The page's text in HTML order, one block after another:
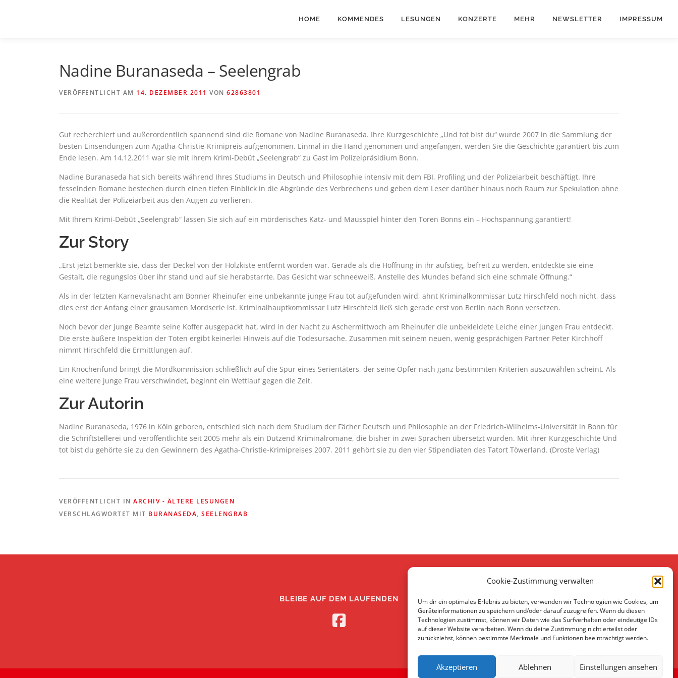
Cookie-Zustimmung verwalten
Um dir ein optimales Erlebnis zu bieten, verwenden wir Technologien wie Cookies, um
Geräteinformationen zu speichern und/oder darauf zuzugreifen. Wenn du diesen
Technologien zustimmst, können wir Daten wie das Surfverhalten oder eindeutige IDs
auf dieser Website verarbeiten. Wenn du deine Zustimmung nicht erteilst oder
zurückziehst, können bestimmte Merkmale und Funktionen beeinträchtigt werden.
Akzeptieren Ablehnen Einstellungen ansehen
HOME KOMMENDES LESUNGEN KONZERTE MEHR NEWSLETTER IMPRESSUM
Nadine Buranaseda – Seelengrab
VERÖFFENTLICHT AM 14. DEZEMBER 2011 VON 62863801
Gut recherchiert und außerordentlich spannend sind die Romane von Nadine Buranaseda. Ihre Kurzgeschichte „Und tot bist du“ wurde 2007 in die Sammlung der
besten Einsendungen zum Agatha-Christie-Krimipreis aufgenommen. Einmal in die Hand genommen und angefangen, werden Sie die Geschichte garantiert bis zum
Ende lesen. Am 14.12.2011 war sie mit ihrem Krimi-Debüt „Seelengrab“ zu Gast im Polizeipräsidium Bonn.
Nadine Buranaseda hat sich bereits während Ihres Studiums in Deutsch und Philosophie intensiv mit dem FBI, Profiling und der Polizeiarbeit beschäftigt. Ihre
fesselnden Romane bestechen durch einen tiefen Einblick in die Abgründe des Verbrechens und geben dem Leser darüber hinaus noch Raum zur Spekulation ohne
die Realität der Polizeiarbeit aus den Augen zu verlieren.
Mit Ihrem Krimi-Debüt „Seelengrab“ lassen Sie sich auf ein mörderisches Katz- und Mausspiel hinter den Toren Bonns ein – Hochspannung garantiert!
Zur Story
„Erst jetzt bemerkte sie, dass der Deckel von der Holzkiste entfernt worden war. Gerade als die Hoffnung in ihr aufstieg, befreit zu werden, entdeckte sie eine
Gestalt, die regungslos über ihr stand und auf sie herabstarrte. Das Gesicht war schneeweiß. Anstelle des Mundes befand sich eine schmale Öffnung.“
Als in der letzten Karnevalsnacht am Bonner Rheinufer eine unbekannte junge Frau tot aufgefunden wird, ahnt Kriminalkommissar Lutz Hirschfeld noch nicht, dass
dies erst der Anfang einer grausamen Mordserie ist. Kriminalhauptkommissar Lutz Hirschfeld ließ sich gerade erst von Berlin nach Bonn versetzen.
Noch bevor der junge Beamte seine Koffer ausgepackt hat, wird in der Nacht zu Aschermittwoch am Rheinufer die unbekleidete Leiche einer jungen Frau entdeckt.
Die erste äußere Inspektion der Toten ergibt keinerlei Hinweis auf die Todesursache. Zusammen mit seinem neuen, wenig gesprächigen Partner Peter Kirchhoff
nimmt Hirschfeld die Ermittlungen auf.
Ein Knochenfund bringt die Mordkommission schließlich auf die Spur eines Serientäters, der seine Opfer nach ganz bestimmten Kriterien auszuwählen scheint. Als
eine weitere junge Frau verschwindet, beginnt ein Wettlauf gegen die Zeit.
Zur Autorin
Nadine Buranaseda, 1976 in Köln geboren, entschied sich nach dem Studium der Fächer Deutsch und Philosophie an der Friedrich-Wilhelms-Universität in Bonn für
die Schriftstellerei und veröffentlichte seit 2005 mehr als ein Dutzend Kriminalromane, die bisher in zwei Sprachen übersetzt wurden. Mit ihrer Kurzgeschichte Und
tot bist du gehörte sie zu den Gewinnern des Agatha-Christie-Krimipreises 2007. 2011 gehört sie zu den vier Stipendiaten des Tatort Töwerland. (Droste Verlag)
VERÖFFENTLICHT IN ARCHIV - ÄLTERE LESUNGEN
VERSCHLAGWORTET MIT BURANASEDA, SEELENGRAB
BLEIBE AUF DEM LAUFENDEN